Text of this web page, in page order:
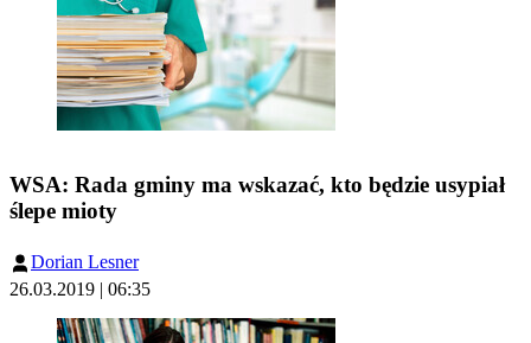
WSA: Rada gminy ma wskazać, kto będzie usypiał
ślepe mioty
Dorian Lesner
26.03.2019 | 06:35